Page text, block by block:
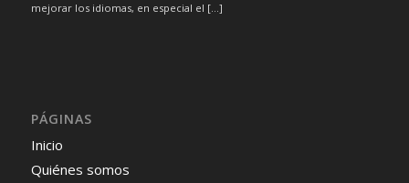
mejorar los idiomas, en especial el […]
PÁGINAS
Inicio
Quiénes somos